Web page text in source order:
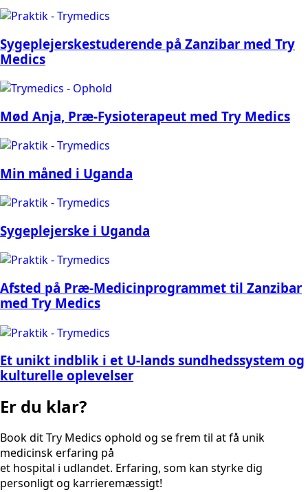
Sygeplejerskestuderende på Zanzibar med Try
Medics
Mød Anja, Præ-Fysioterapeut med Try Medics
Min måned i Uganda
Sygeplejerske i Uganda
Afsted på Præ-Medicinprogrammet til Zanzibar
med Try Medics
Et unikt indblik i et U-lands sundhedssystem og
kulturelle oplevelser
Er du klar?
Book dit Try Medics ophold og se frem til at få unik
medicinsk erfaring på
et hospital i udlandet. Erfaring, som kan styrke dig
personligt og karrieremæssigt!